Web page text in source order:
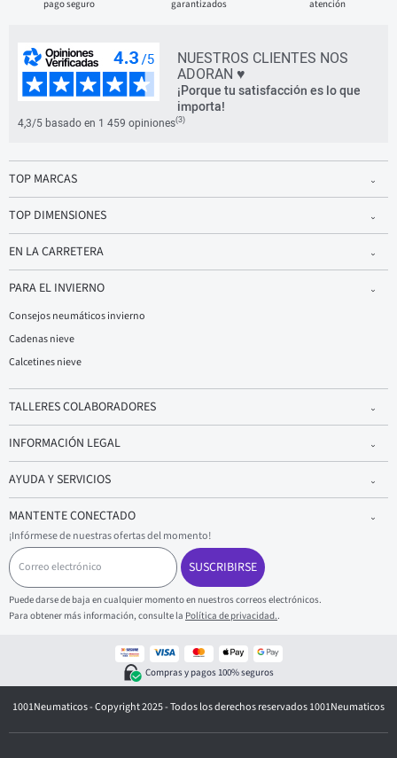
pago seguro
garantizados
atención
NUESTROS CLIENTES NOS
ADORAN ♥
¡Porque tu satisfacción es lo que
importa!
4,3/5 basado en 1 459 opiniones(3)
TOP MARCAS
TOP DIMENSIONES
EN LA CARRETERA
PARA EL INVIERNO
Consejos neumáticos invierno
Cadenas nieve
Calcetines nieve
TALLERES COLABORADORES
INFORMACIÓN LEGAL
AYUDA Y SERVICIOS
MANTENTE CONECTADO
¡Infórmese de nuestras ofertas del momento!
C
o
r
r
e
o
n
SUSCRIBIRSE
Puede darse de baja en cualquier momento en nuestros correos electrónicos.
Para obtener más información, consulte la Política de privacidad..
Compras y pagos 100% seguros
1001Neumaticos - Copyright 2025 - Todos los derechos reservados 1001Neumaticos